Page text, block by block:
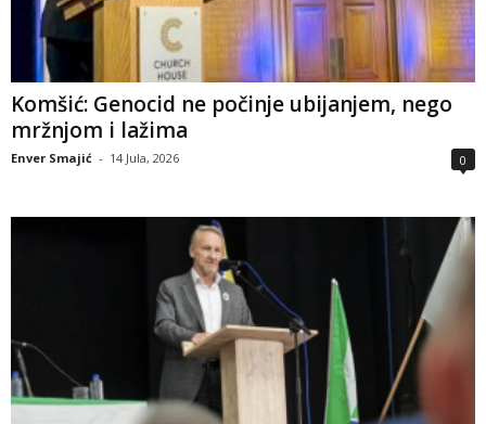
Komšić: Genocid ne počinje ubijanjem, nego
mržnjom i lažima
Enver Smajić - 14 Jula, 2026 0